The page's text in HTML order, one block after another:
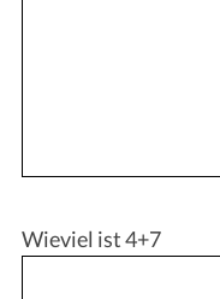
Wieviel ist 4+7